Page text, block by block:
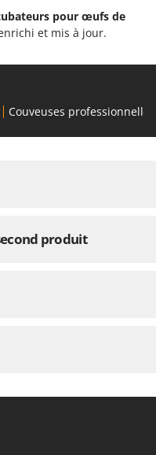
pour œufs de
et mis à jour.
Couveuses
produit